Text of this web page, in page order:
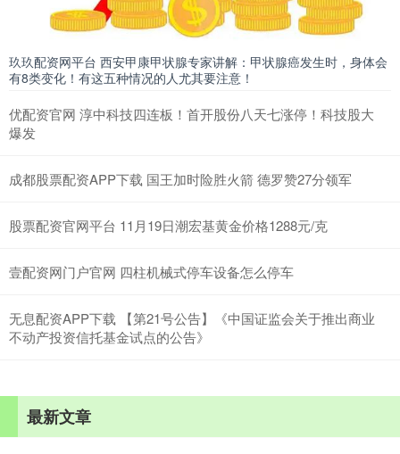
玖玖配资网平台 西安甲康甲状腺专家讲解：甲状腺癌发生时，身体会
有8类变化！有这五种情况的人尤其要注意！
优配资官网 淳中科技四连板！首开股份八天七涨停！科技股大
爆发
成都股票配资APP下载 国王加时险胜火箭 德罗赞27分领军
股票配资官网平台 11月19日潮宏基黄金价格1288元/克
壹配资网门户官网 四柱机械式停车设备怎么停车
无息配资APP下载 【第21号公告】《中国证监会关于推出商业
不动产投资信托基金试点的公告》
最新文章